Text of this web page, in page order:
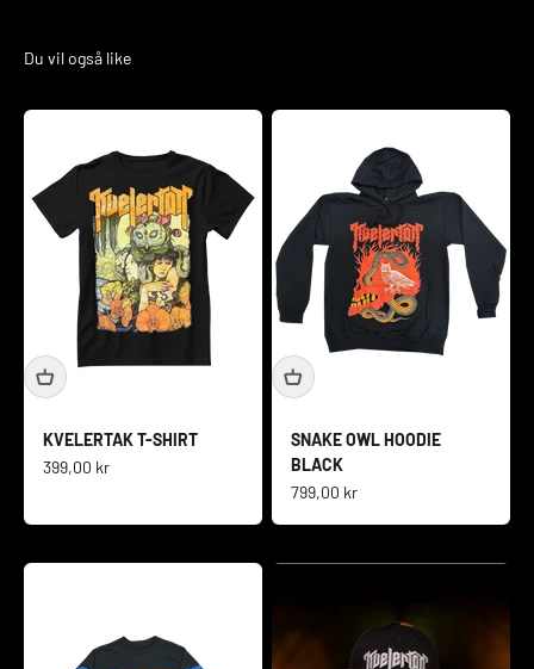
KVELERTAK T-SHIRT
Salgspris
399,00 kr
SNAKE OWL HOODIE
BLACK
Salgspris
799,00 kr